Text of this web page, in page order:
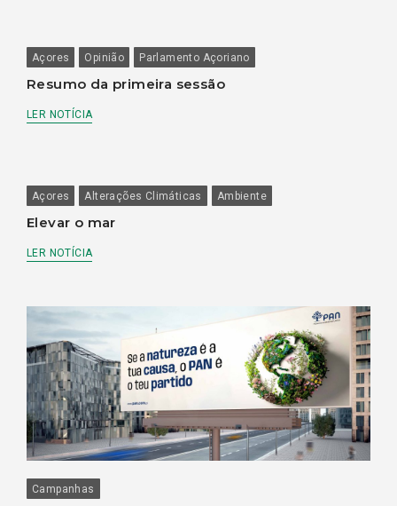
Açores Opinião Parlamento Açoriano
Resumo da primeira sessão
LER NOTÍCIA
Açores Alterações Climáticas Ambiente
Elevar o mar
LER NOTÍCIA
Campanhas